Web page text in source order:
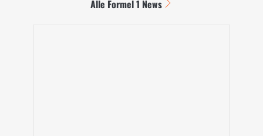
Alle Formel 1 News